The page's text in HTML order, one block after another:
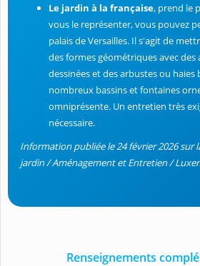
Le jardin à la française, prend le
vous le représenter, vous pouvez
palais de Versailles. Il s'agit de
des formes géométriques avec des
dessinées et des arbustes ou haies
nombreux bassins et fontaines
omniprésente. Un entretien très
nécessaire.
Information publiée le 24 février 2026 sur
jardin / Aménagement et Entretien /
Renseignements